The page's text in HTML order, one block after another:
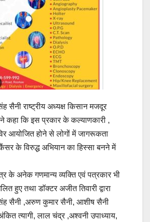
सैनी राष्ट्रीय अध्यक्ष किसान मजदूर
कहा कि इस प्रकार के कल्याणकारी ,
आयोजित होने से लोगों में जागरूकता
के विरुद्ध अभियान का हिस्सा बनने में
के अनेक गणमान्य व्यक्ति एवं पत्रकार भी
हुए तथा डॉक्टर अजीत तिवारी द्वारा
सैनी ,अरुण कुमार सैनी, आशीष सैनी
त्यागी, लाल चंद्र ,अश्वनी उपाध्याय,